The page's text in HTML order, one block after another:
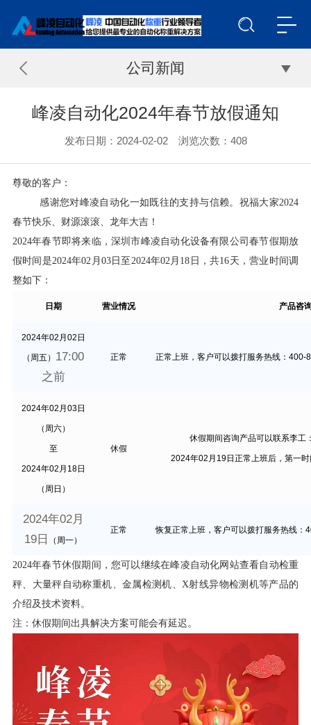
公司新闻
峰凌自动化2024年春节放假通知
发布日期：2024-02-02 浏览次数： 408
尊敬的客户：
感谢您对峰凌自动化一如既往的支持与信赖。祝福大家2024
春节快乐、财源滚滚、龙年大吉！
2024年春节即将来临，深圳市峰凌自动化设备有限公司春节假期放
假时间是2024年02月03日至2024年02月18日，共16天，营业时间调
整如下：
日期 营业情况 产品咨
2024年02 月 02 日
（周五） 17:00
之前
正常 正常上班，客户可以拨打服务热线： 400-
2024年02 月03日
（周六）
至
2024年02 月 18日
（周日）
休假
休假期间咨询产品可以联系李工
2024年02 月 19日正常上班后，第一
2024年02月
19 日 （周一）
正常 恢复正常上班，客户可以拨打服务热线：
2024年春节休假期间，您可以继续在峰凌自动化网站查看自动检重
秤、大量秤自动称重机、金属检测机、X射线异物检测机等产品的
介绍及技术资料。
注：休假期间出具解决方案可能会有延迟。